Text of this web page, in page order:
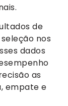
de
nos
dados
as
empate e